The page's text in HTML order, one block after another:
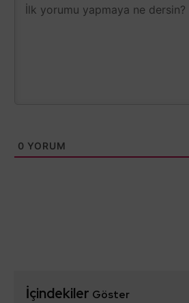
0 YORUM
İçindekiler Göster